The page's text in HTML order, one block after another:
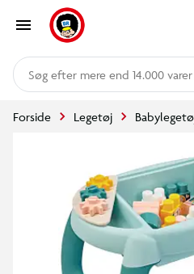
mere end 14.000 varer
Forside Legetøj